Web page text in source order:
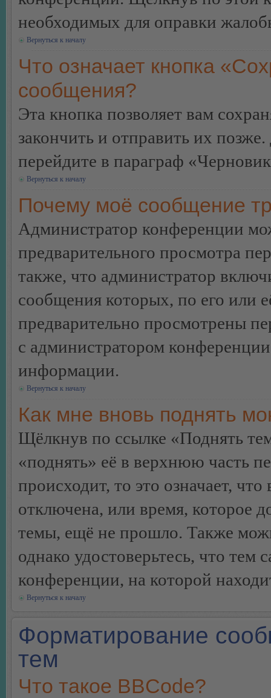
необходимых для оправки
Вернуться к началу
Что означает кнопка
сообщения?
Эта кнопка позволяет вам
закончить и отправить их
перейдите в параграф
Вернуться к началу
Почему моё сообщение
Администратор конференции
предварительного просмотра
также, что администратор
сообщения которых, по его или
предварительно просмотрены
с администратором
информации.
Вернуться к началу
Как мне вновь поднять
Щёлкнув по ссылке «Поднять
«поднять» её в верхнюю часть
происходит, то это означает,
отключена, или время, которое
темы, ещё не прошло. Также
однако удостоверьтесь, что
конференции, на которой
Вернуться к началу
Форматирование
тем
Что такое BBCode?